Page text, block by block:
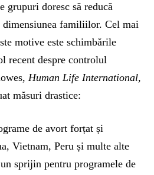
grupuri doresc să reducă
familiilor. Cel mai
motive este schimbările
recent despre controlul
Human Life International,
măsuri drastice:
de avort forțat și
Vietnam, Peru și multe alte
sprijin pentru programele de